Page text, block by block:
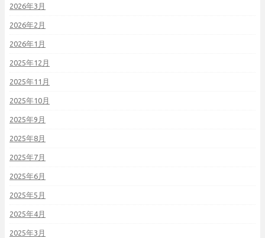
2026年3月
2026年2月
2026年1月
2025年12月
2025年11月
2025年10月
2025年9月
2025年8月
2025年7月
2025年6月
2025年5月
2025年4月
2025年3月